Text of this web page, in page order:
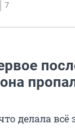
7
делала